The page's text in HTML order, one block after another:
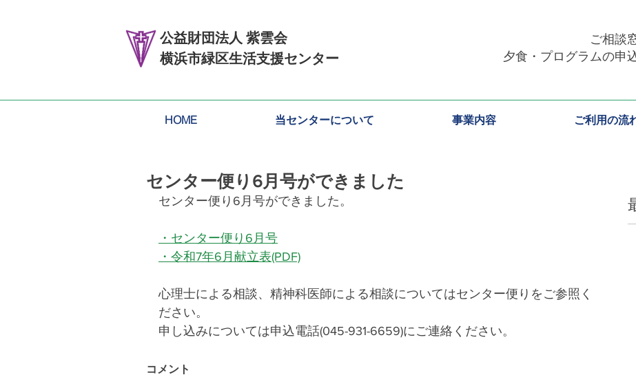
公益財団法人 紫雲会
横浜市緑区生活支援センター
ご相談
夕食・プログラムの申
HOME 当センターについて 事業内容 ご利用の流
センター便り6月号ができました
センター便り6月号ができました。
・センター便り6月号
・令和7年6月献立表(PDF)
心理士による相談、精神科医師による相談についてはセンター便りをご参照く
ださい。
申し込みについては申込電話(045-931-6659)にご連絡ください。
コメント